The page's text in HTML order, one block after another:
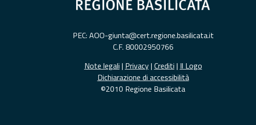
PEC: AOO-giunta@cert.regione.basilicata.it
C.F. 80002950766
Note legali | Privacy| Crediti | Il Logo
Dichiarazione di accessibilità
©2010 Regione Basilicata